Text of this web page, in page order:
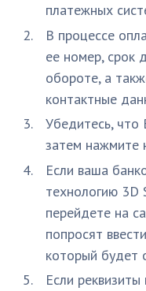
платежных
В процессе
ее номер, срок
обороте, а
контактные
Убедитесь, что
затем нажмите
Если ваша
технологию 3D
перейдете на
попросят
который будет
Если